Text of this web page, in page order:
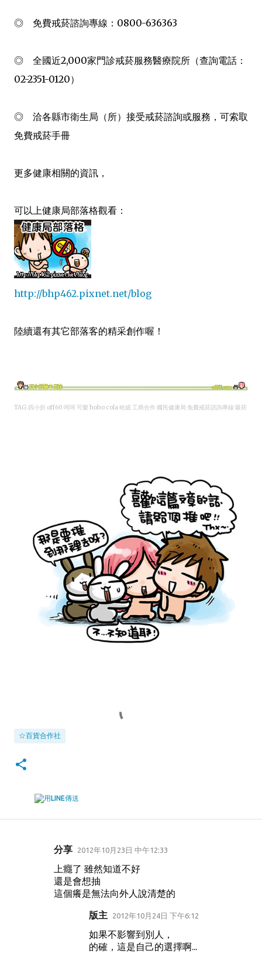
◎ 免費戒菸諮詢專線：0800-636363
◎ 全國近2,000家門診戒菸服務醫療院所（查詢電話：
02-2351-0120）
◎ 洽各縣市衛生局（所）接受戒菸諮詢或服務，可索取
免費戒菸手冊
更多健康相關的資訊，
可以上健康局部落格觀看：
http://bhp462.pixnet.net/blog
陸續還有其它部落客的精采創作喔！
TAG:四小折 off60 呵呵 可樂 hoho cola 哈妮工商合作 國民健康局 免費戒菸諮詢專線 吸菸
☆百貨合作社
分享 2012年10月23日 中午12:33
上癮了 雖然知道不好
還是會想抽
這個癢是無法向外人說清楚的
版主 2012年10月24日 下午6:12
如果不影響到別人，
的確，這是自己的選擇啊...